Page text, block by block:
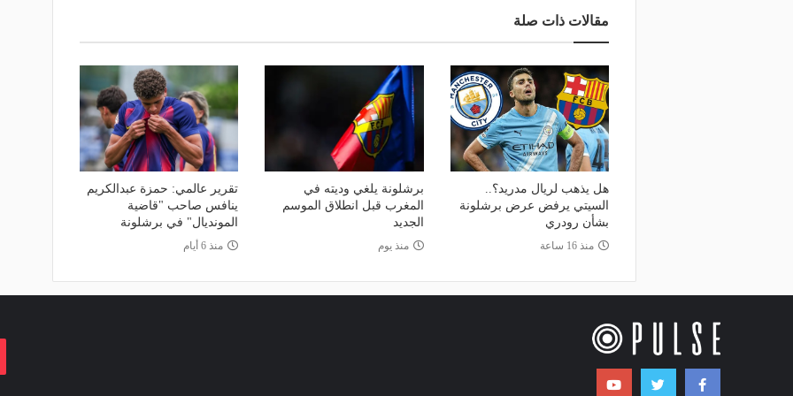
مقالات ذات صلة
هل يذهب لريال مدريد؟..
السيتي يرفض عرض برشلونة
بشأن رودري
منذ 16 ساعة
برشلونة يلغي وديته في
المغرب قبل انطلاق الموسم
الجديد
منذ يوم
تقرير عالمي: حمزة عبدالكريم
ينافس صاحب "قاضية
المونديال" في برشلونة
منذ 6 أيام